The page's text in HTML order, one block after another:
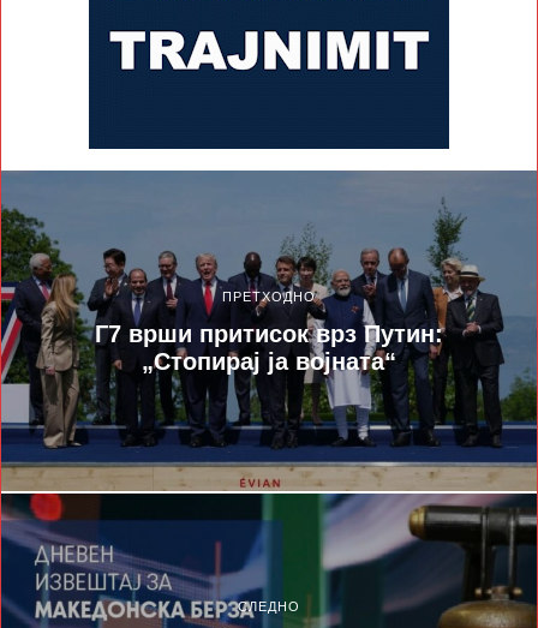
ПРЕТХОДНО
Г7 врши притисок врз Путин:
„Стопирај ја војната“
СЛЕДНО